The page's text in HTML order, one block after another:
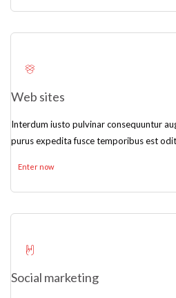
Web sites
Interdum iusto pulvinar consequuntur
purus expedita fusce temporibus est
Enter now
Social marketing